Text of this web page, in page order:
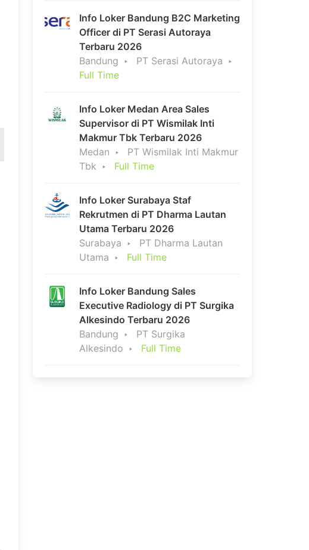
Info Loker Bandung B2C Marketing
Officer di PT Serasi Autoraya
Terbaru 2026
Bandung
PT Serasi Autoraya
Full Time
Info Loker Medan Area Sales
Supervisor di PT Wismilak Inti
Makmur Tbk Terbaru 2026
Medan
PT Wismilak Inti Makmur
Tbk
Full Time
Info Loker Surabaya Staf
Rekrutmen di PT Dharma Lautan
Utama Terbaru 2026
Surabaya
PT Dharma Lautan
Utama
Full Time
Info Loker Bandung Sales
Executive Radiology di PT Surgika
Alkesindo Terbaru 2026
Bandung
PT Surgika
Alkesindo
Full Time